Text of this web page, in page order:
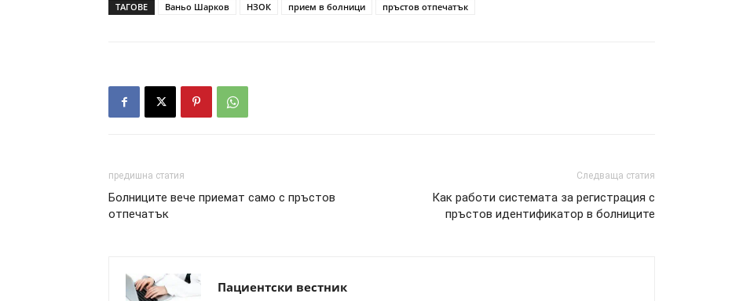
ТАГОВЕ Ваньо Шарков НЗОК прием в болници пръстов отпечатък
предишна статия
Болниците вече приемат само с пръстов
отпечатък
Следваща статия
Как работи системата за регистрация с
пръстов идентификатор в болниците
Пациентски вестник